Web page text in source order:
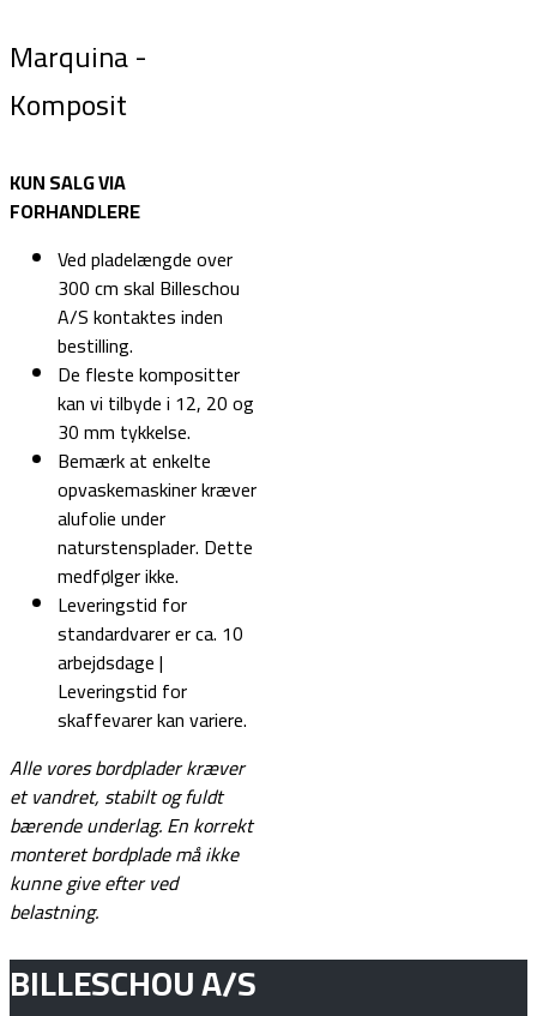
Marquina -
Komposit
KUN SALG VIA
FORHANDLERE
Ved pladelængde over
300 cm skal Billeschou
A/S kontaktes inden
bestilling.
De fleste kompositter
kan vi tilbyde i 12, 20 og
30 mm tykkelse.
Bemærk at enkelte
opvaskemaskiner kræver
alufolie under
naturstensplader. Dette
medfølger ikke.
Leveringstid for
standardvarer er ca. 10
arbejdsdage |
Leveringstid for
skaffevarer kan variere.
Alle vores bordplader kræver
et vandret, stabilt og fuldt
bærende underlag.En korrekt
monteret bordplade må ikke
kunne give efter ved
belastning.
BILLESCHOU A/S